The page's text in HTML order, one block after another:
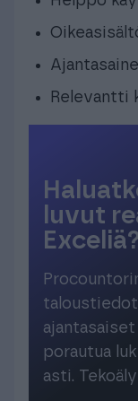
Relevantti
luvut
taloustiedot
porautua
asti.